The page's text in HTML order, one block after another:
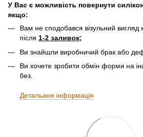
У Вас є можливість повернути
якщо:
Вам не сподобався візульний вигляд
після 1-2 заливок;
Ви знайшли виробничий брак або
Ви хочете зробити обмін форми на
без.
Детальаня інформація